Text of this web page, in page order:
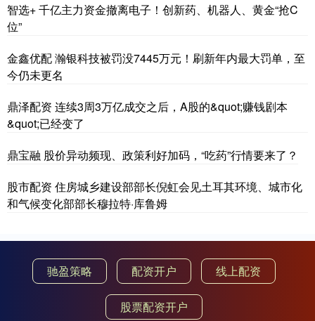
智选+ 千亿主力资金撤离电子！创新药、机器人、黄金“抢C
位”
金鑫优配 瀚银科技被罚没7445万元！刷新年内最大罚单，至
今仍未更名
鼎泽配资 连续3周3万亿成交之后，A股的&quot;赚钱剧本
&quot;已经变了
鼎宝融 股价异动频现、政策利好加码，“吃药”行情要来了？
股市配资 住房城乡建设部部长倪虹会见土耳其环境、城市化
和气候变化部部长穆拉特·库鲁姆
驰盈策略 配资开户 线上配资
股票配资开户